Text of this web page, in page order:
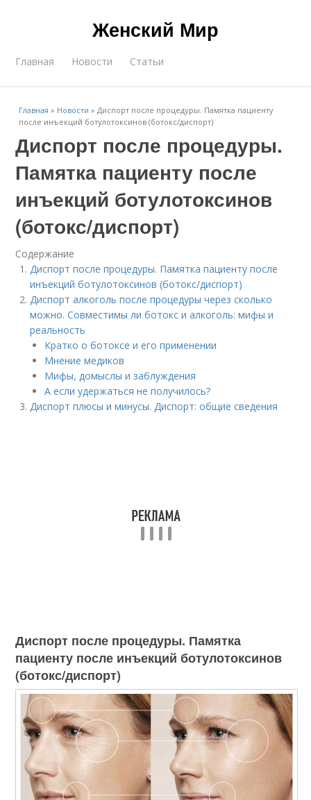
Женский Мир
Главная Новости Статьи
Главная » Новости »Диспорт после процедуры. Памятка пациенту
после инъекций ботулотоксинов (ботокс/диспорт)
Диспорт после процедуры.
Памятка пациенту после
инъекций ботулотоксинов
(ботокс/диспорт)
Содержание
Диспорт после процедуры. Памятка пациенту после
инъекций ботулотоксинов (ботокс/диспорт)
Диспорт алкоголь после процедуры через сколько
можно. Совместимы ли ботокс и алкоголь: мифы и
реальность
Кратко о ботоксе и его применении
Мнение медиков
Мифы, домыслы и заблуждения
А если удержаться не получилось?
Диспорт плюсы и минусы. Диспорт: общие сведения
Диспорт после процедуры. Памятка
пациенту после инъекций ботулотоксинов
(ботокс/диспорт)